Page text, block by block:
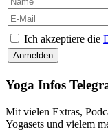
Ich akzeptiere die
Yoga Infos
Mit vielen Extras,
Yogasets und vielem